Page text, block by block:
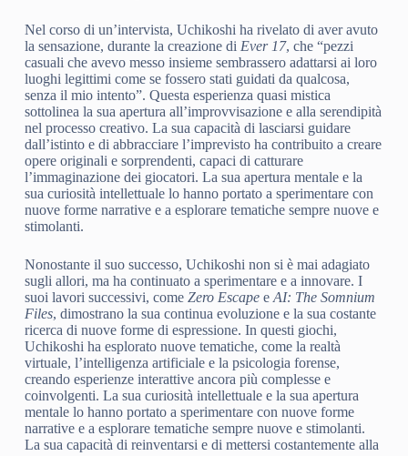
Nel corso di un’intervista, Uchikoshi ha rivelato di aver avuto
la sensazione, durante la creazione di Ever 17, che “pezzi
casuali che avevo messo insieme sembrassero adattarsi ai loro
luoghi legittimi come se fossero stati guidati da qualcosa,
senza il mio intento”. Questa esperienza quasi mistica
sottolinea la sua apertura all’improvvisazione e alla serendipità
nel processo creativo. La sua capacità di lasciarsi guidare
dall’istinto e di abbracciare l’imprevisto ha contribuito a creare
opere originali e sorprendenti, capaci di catturare
l’immaginazione dei giocatori. La sua apertura mentale e la
sua curiosità intellettuale lo hanno portato a sperimentare con
nuove forme narrative e a esplorare tematiche sempre nuove e
stimolanti.
Nonostante il suo successo, Uchikoshi non si è mai adagiato
sugli allori, ma ha continuato a sperimentare e a innovare. I
suoi lavori successivi, come Zero Escapee AI: The Somnium
Files, dimostrano la sua continua evoluzione e la sua costante
ricerca di nuove forme di espressione. In questi giochi,
Uchikoshi ha esplorato nuove tematiche, come la realtà
virtuale, l’intelligenza artificiale e la psicologia forense,
creando esperienze interattive ancora più complesse e
coinvolgenti. La sua curiosità intellettuale e la sua apertura
mentale lo hanno portato a sperimentare con nuove forme
narrative e a esplorare tematiche sempre nuove e stimolanti.
La sua capacità di reinventarsi e di mettersi costantemente alla